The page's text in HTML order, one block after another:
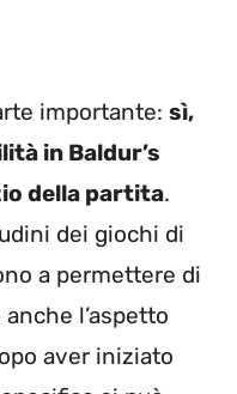
importante: sì,
in Baldur’s
della partita.
dei giochi di
a permettere di
l’aspetto
aver iniziato